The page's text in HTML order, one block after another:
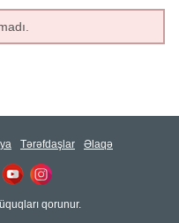
Tərəfdaşlar Əlaqə
qorunur.